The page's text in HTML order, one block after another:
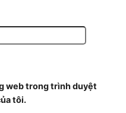
web trong trình duyệt
tôi.